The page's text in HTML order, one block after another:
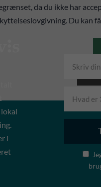
da du ikke har
Du kan
i